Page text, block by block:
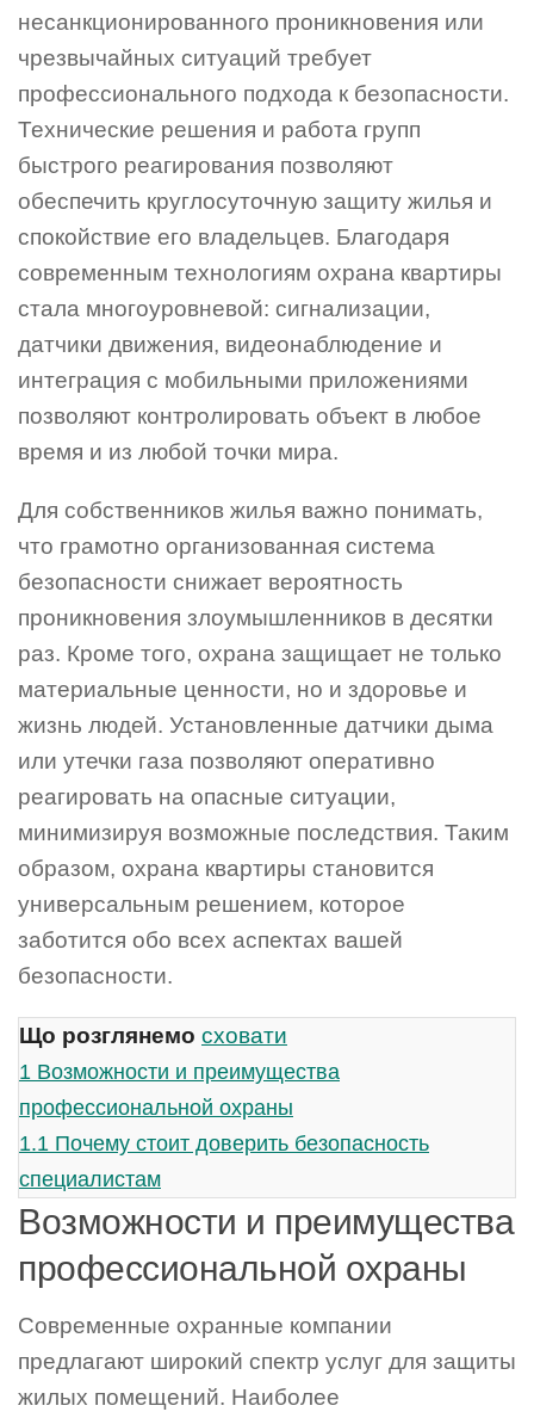
несанкционированного проникновения или
чрезвычайных ситуаций требует
профессионального подхода к безопасности.
Технические решения и работа групп
быстрого реагирования позволяют
обеспечить круглосуточную защиту жилья и
спокойствие его владельцев. Благодаря
современным технологиям охрана квартиры
стала многоуровневой: сигнализации,
датчики движения, видеонаблюдение и
интеграция с мобильными приложениями
позволяют контролировать объект в любое
время и из любой точки мира.
Для собственников жилья важно понимать,
что грамотно организованная система
безопасности снижает вероятность
проникновения злоумышленников в десятки
раз. Кроме того, охрана защищает не только
материальные ценности, но и здоровье и
жизнь людей. Установленные датчики дыма
или утечки газа позволяют оперативно
реагировать на опасные ситуации,
минимизируя возможные последствия. Таким
образом, охрана квартиры становится
универсальным решением, которое
заботится обо всех аспектах вашей
безопасности.
Що розглянемо сховати
1 Возможности и преимущества
профессиональной охраны
1.1 Почему стоит доверить безопасность
специалистам
Возможности и преимущества
профессиональной охраны
Современные охранные компании
предлагают широкий спектр услуг для защиты
жилых помещений. Наиболее